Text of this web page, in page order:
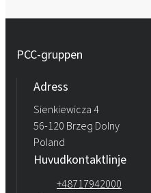
PCC-gruppen
Adress
Sienkiewicza 4
56-120 Brzeg Dolny
Poland
Huvudkontaktlinje
+48717942000